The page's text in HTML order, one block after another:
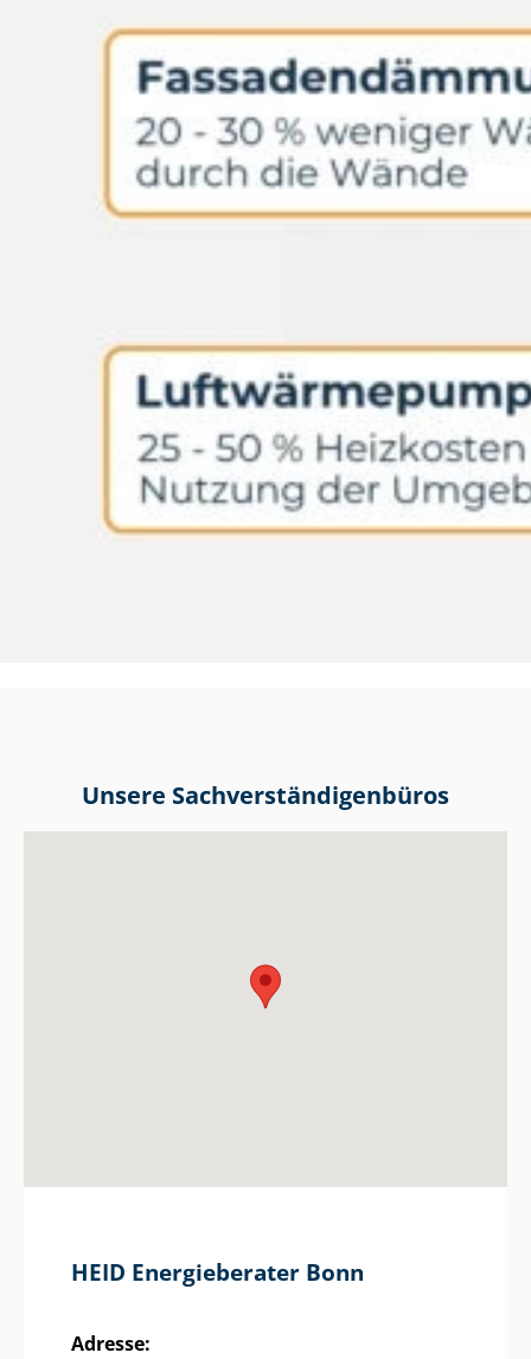
Unsere Sach­ver­stän­di­gen­bü­ros
HEID Energieberater Bonn
Adresse: